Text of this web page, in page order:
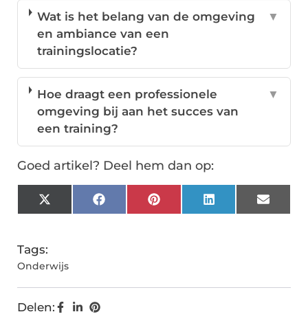
Wat is het belang van de omgeving
en ambiance van een
trainingslocatie?
▼
Hoe draagt een professionele
omgeving bij aan het succes van
een training?
▼
Goed artikel? Deel hem dan op:
X
(Twitter)
FacebookPinterestLinkedInEmail
Tags:
Onderwijs
Delen: